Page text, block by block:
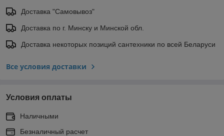
Доставка "Самовывоз"
Доставка по г. Минску и Минской обл.
Доставка некоторых позиций сантехники по всей Беларуси
Все условия доставки
Условия оплаты
Наличными
Безналичный расчет